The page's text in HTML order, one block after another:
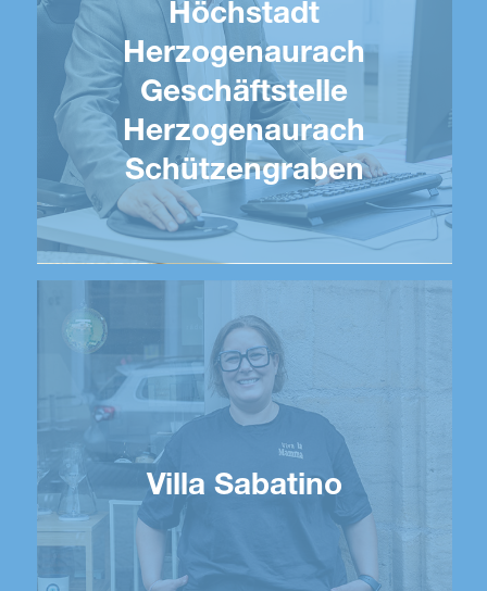
Höchstadt
Herzogenaurach
Geschäftstelle
Herzogenaurach
Schützengraben
Villa Sabatino